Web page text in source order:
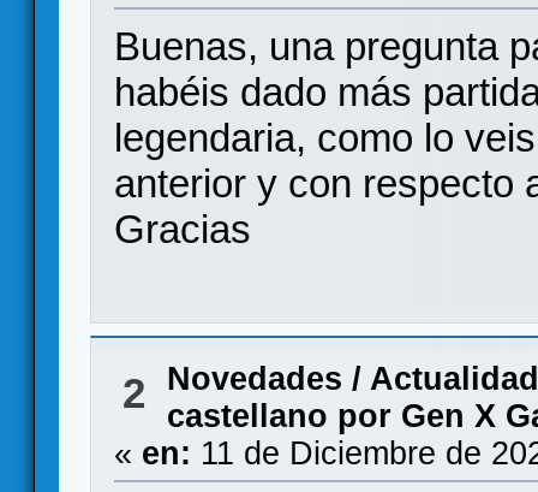
Buenas, una pregunta
habéis dado más
legendaria, como lo
anterior y con respecto
Gracias
2
Novedades / Actualidad
castellano por Gen X
« en: 11 de Diciembre de